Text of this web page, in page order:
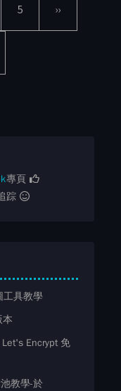
頁面
5 下一頁
››
專頁
踪
工具教學
本
Encrypt 免
教學-於